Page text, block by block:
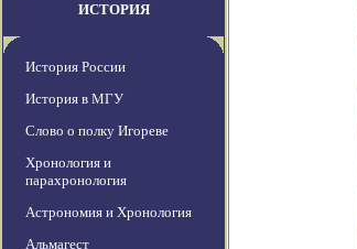
ИСТОРИЯ
История России
История в МГУ
Слово о полку Игореве
Хронология и
парахронология
Астрономия и Хронология
Альмагест